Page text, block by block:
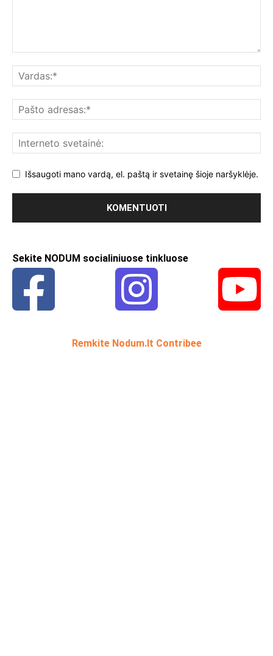
Išsaugoti mano vardą, el. paštą ir svetainę šioje naršyklėje.
Sekite NODUM socialiniuose tinkluose
Remkite Nodum.lt Contribee